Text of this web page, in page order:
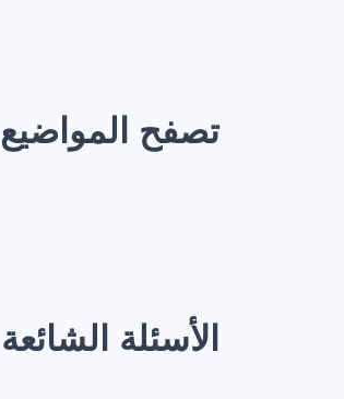
تصفح المواضيع
الأسئلة الشائعة